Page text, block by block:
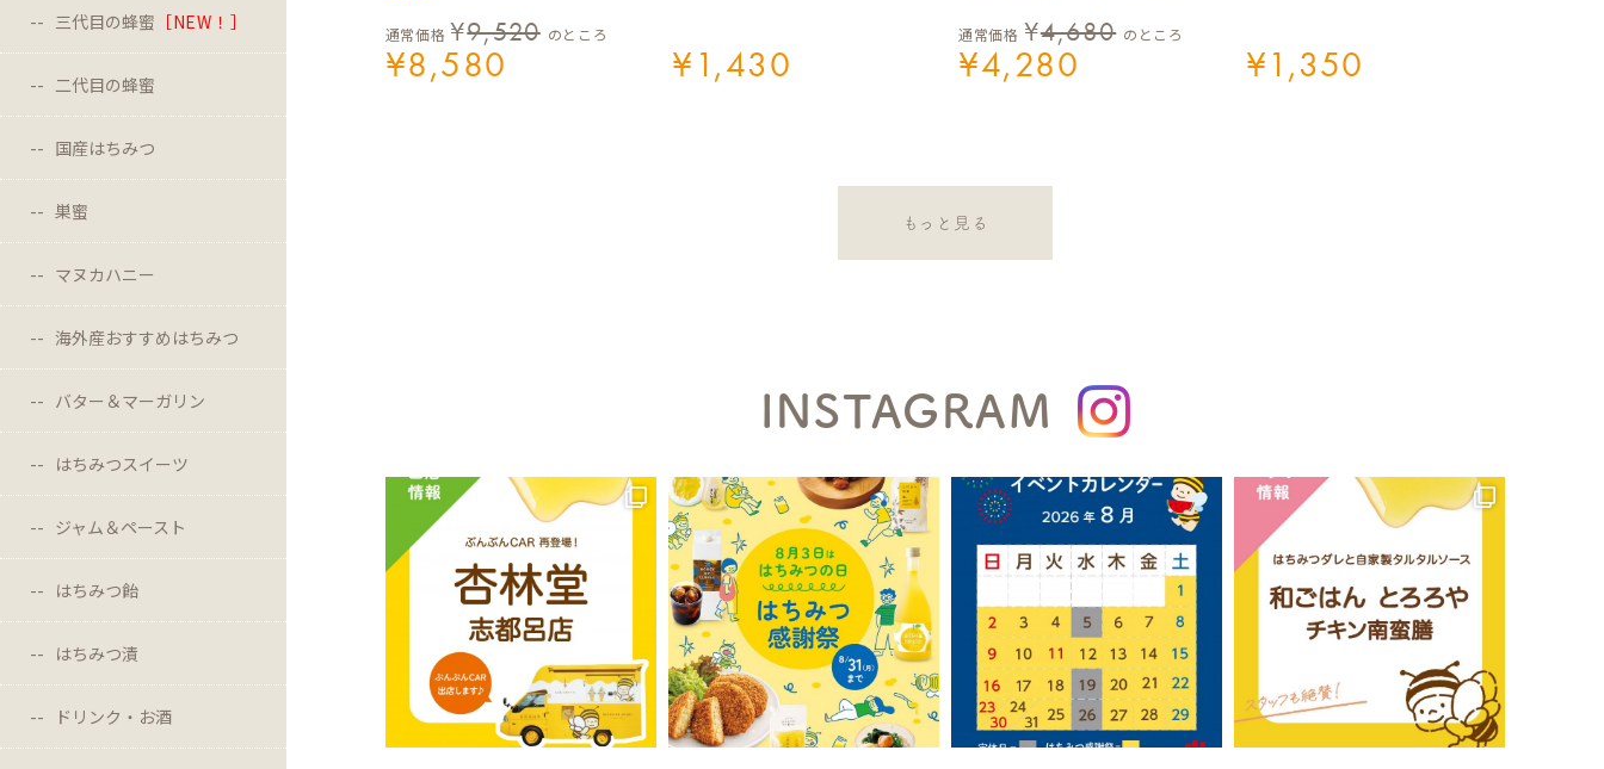
三代目の蜂蜜 ［NEW！］
二代目の蜂蜜
国産はちみつ
巣蜜
マヌカハニー
海外産おすすめはちみつ
バター＆マーガリン
はちみつスイーツ
ジャム＆ペースト
はちみつ飴
はちみつ漬
ドリンク・お酒
通常価格 ¥9,520 のところ
¥8,580 ¥1,430
通常価格 ¥4,680 のところ
¥4,280 ¥1,350
もっと見る
INSTAGRAM